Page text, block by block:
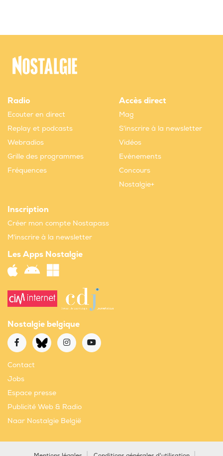
Radio
Ecouter en direct
Replay et podcasts
Webradios
Grille des programmes
Fréquences
Accès direct
Mag
S'inscrire à la newsletter
Vidéos
Evènements
Concours
Nostalgie+
Inscription
Créer mon compte Nostapass
M'inscrire à la newsletter
Les Apps Nostalgie
Nostalgie belgique
Contact
Jobs
Espace presse
Publicité Web & Radio
Naar Nostalgie België